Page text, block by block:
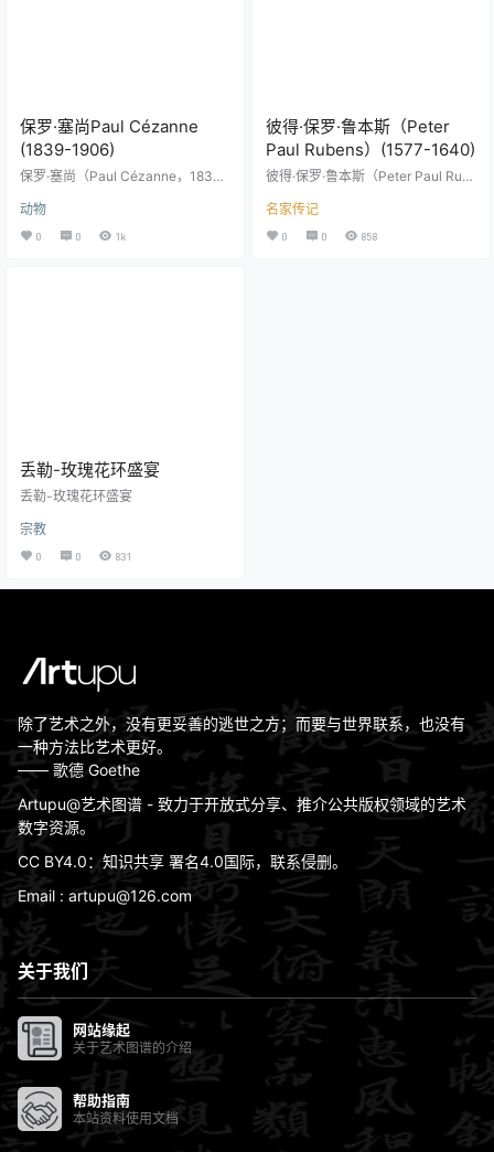
保罗·塞尚Paul Cézanne
(1839-1906)
保罗·塞尚（Paul Cézanne，1839
法国印象派画派画家 [7]。 他的作品
和理念影响了20世纪许多艺术家和
艺术运动。在他生前的大多数时间
动物
0 0 1k
彼得·保罗·鲁本斯（Peter
Paul Rubens）(1577-1640)
彼得·保罗·鲁本斯（Peter Paul Rub
月30日），教名伯多禄·保禄·鲁宾
斯，17世纪佛兰德斯画家，西班牙
哈布斯堡王朝外交使节。鲁本斯是
名家传记
0 0 858
丢勒-玫瑰花环盛宴
丢勒-玫瑰花环盛宴
宗教
0 0 831
除了艺术之外，没有更妥善的逃世之方；而要与世界联系，也没有
一种方法比艺术更好。
—— 歌德 Goethe
Artupu@艺术图谱 - 致力于开放式分享、推介公共版权领域的艺术
数字资源。
CC BY4.0：知识共享 署名4.0国际，联系侵删。
Email : artupu@126.com
关于我们
网站缘起
关于艺术图谱的介绍
帮助指南
本站资料使用文档